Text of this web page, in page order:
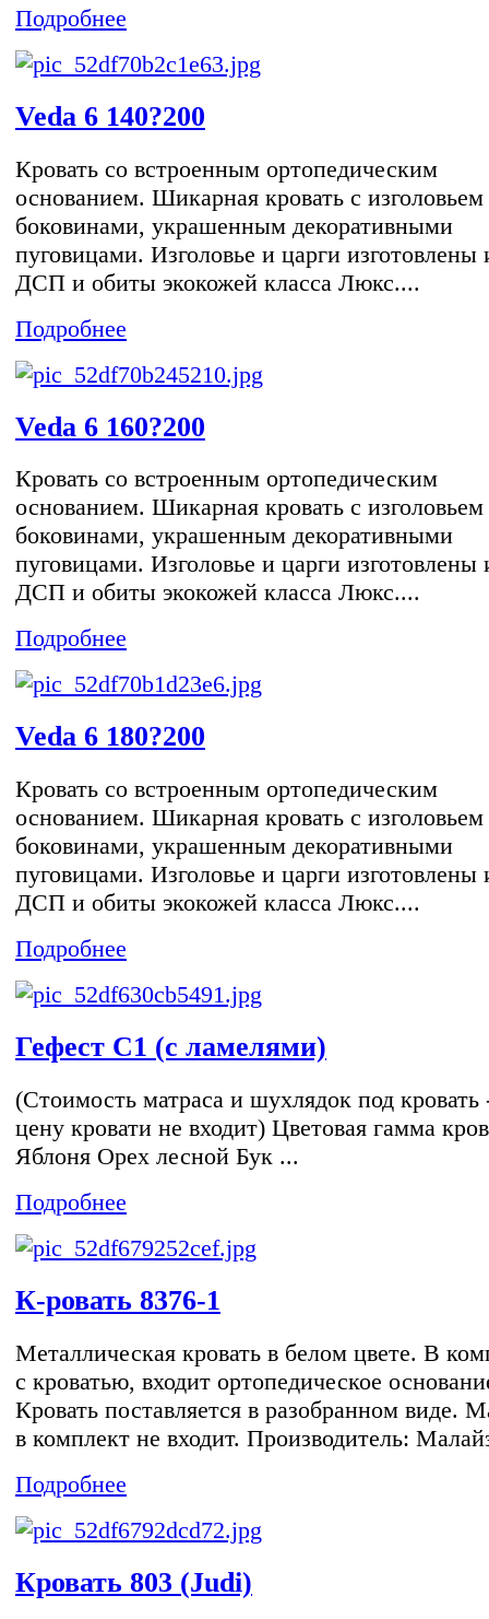
Подробнее
Veda 6 140?200
Кровать со встроенным ортопедическим
основанием. Шикарная кровать с
боковинами, украшенным декоративными
пуговицами. Изголовье и царги изготовлены
ДСП и обиты экокожей класса Люкс....
Подробнее
Veda 6 160?200
Кровать со встроенным ортопедическим
основанием. Шикарная кровать с
боковинами, украшенным декоративными
пуговицами. Изголовье и царги изготовлены
ДСП и обиты экокожей класса Люкс....
Подробнее
Veda 6 180?200
Кровать со встроенным ортопедическим
основанием. Шикарная кровать с
боковинами, украшенным декоративными
пуговицами. Изголовье и царги изготовлены
ДСП и обиты экокожей класса Люкс....
Подробнее
Гефест С1 (с ламелями)
(Стоимость матраса и шухлядок под кровать
цену кровати не входит) Цветовая гамма
Яблоня Орех лесной Бук ...
Подробнее
К-ровать 8376-1
Металлическая кровать в белом цвете. В
с кроватью, входит ортопедическое
Кровать поставляется в разобранном виде.
в комплект не входит. Производитель:
Подробнее
Кровать 803 (Judi)